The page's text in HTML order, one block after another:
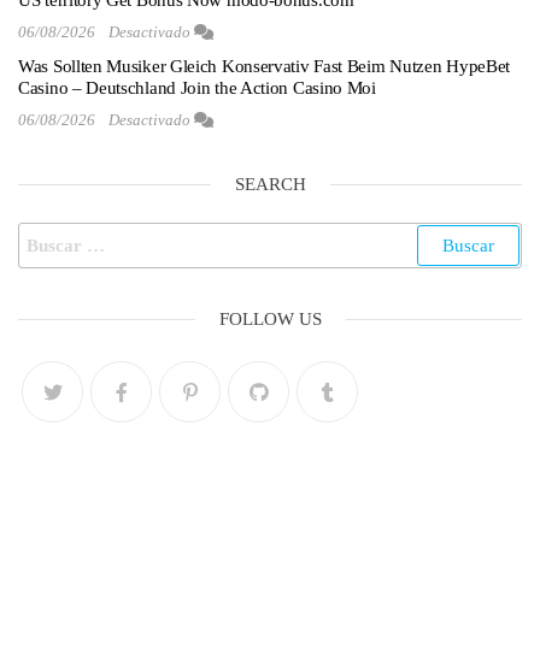
06/08/2026 Desactivado
Was Sollten Musiker Gleich Konservativ Fast Beim Nutzen HypeBet
Casino – Deutschland Join the Action Casino Moi
06/08/2026 Desactivado
SEARCH
FOLLOW US